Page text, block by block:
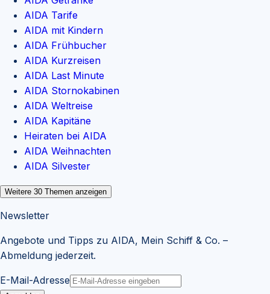
AIDA Tarife
AIDA mit Kindern
AIDA Frühbucher
AIDA Kurzreisen
AIDA Last Minute
AIDA Stornokabinen
AIDA Weltreise
AIDA Kapitäne
Heiraten bei AIDA
AIDA Weihnachten
AIDA Silvester
Weitere 30 Themen anzeigen
Newsletter
Angebote und Tipps zu AIDA, Mein Schiff & Co. –
Abmeldung jederzeit.
E-Mail-Adresse